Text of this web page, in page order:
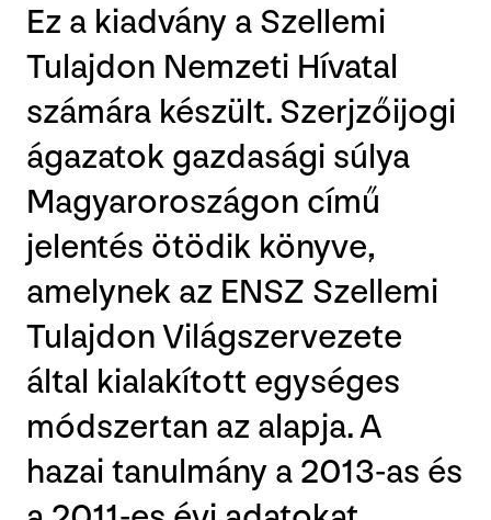
Ez a kiadvány a Szellemi
Tulajdon Nemzeti Hívatal
számára készült. Szerjzőijogi
ágazatok gazdasági súlya
Magyaroroszágon című
jelentés ötödik könyve,
amelynek az ENSZ Szellemi
Tulajdon Világszervezete
által kialakított egységes
módszertan az alapja. A
hazai tanulmány a 2013-as és